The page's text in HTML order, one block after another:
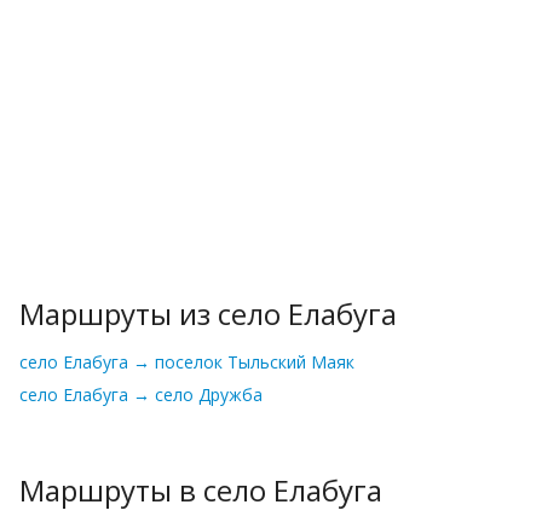
Маршруты из село Елабуга
село Елабуга → поселок Тыльский Маяк
село Елабуга → село Дружба
Маршруты в село Елабуга